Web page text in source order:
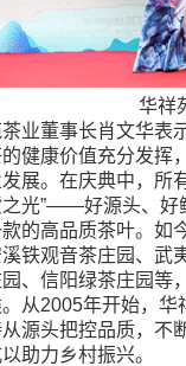
华祥
业董事长肖文华表
健康价值充分发挥
展。在庆典中，所
光”——好源头、好
的高品质茶叶。如
铁观音茶庄园、武
、信阳绿茶庄园等
从2005年开始，
源头把控品质，不
助力乡村振兴。